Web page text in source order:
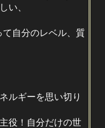
い、
て自分のレベル、質
ルギーを思い切り
役！自分だけの世